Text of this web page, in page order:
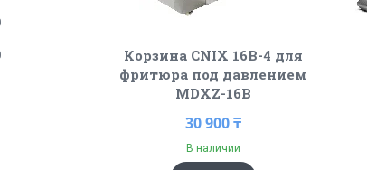
Корзина CNIX 16B-4 для
фритюра под давлением
MDXZ-16B
30 900 ₸
В наличии